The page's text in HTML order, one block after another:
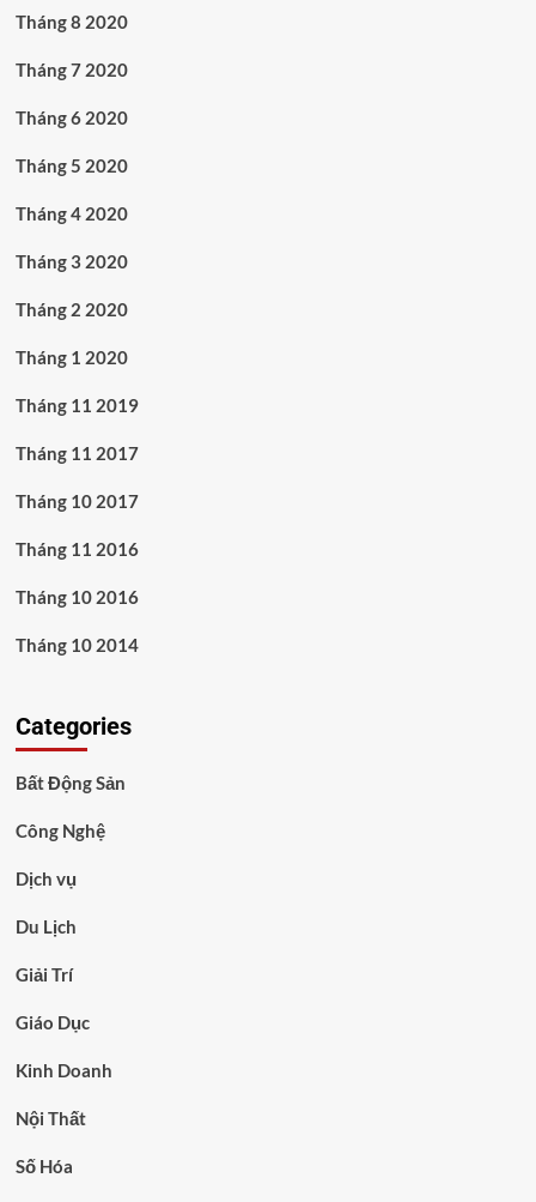
Tháng 8 2020
Tháng 7 2020
Tháng 6 2020
Tháng 5 2020
Tháng 4 2020
Tháng 3 2020
Tháng 2 2020
Tháng 1 2020
Tháng 11 2019
Tháng 11 2017
Tháng 10 2017
Tháng 11 2016
Tháng 10 2016
Tháng 10 2014
Categories
Bất Động Sản
Công Nghệ
Dịch vụ
Du Lịch
Giải Trí
Giáo Dục
Kinh Doanh
Nội Thất
Số Hóa